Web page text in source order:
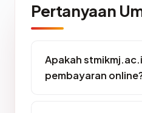
Pertanyaan
Apakah
pembayaran